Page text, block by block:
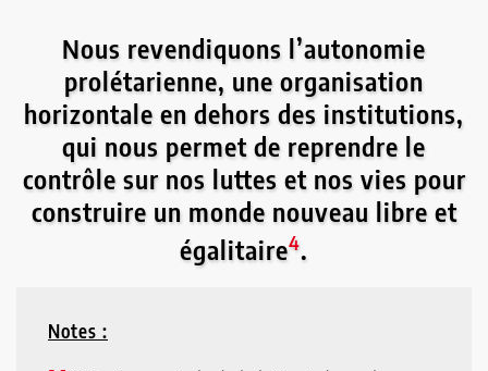
Nous revendiquons l’autonomie
prolétarienne, une organisation
horizontale en dehors des institutions,
qui nous permet de reprendre le
contrôle sur nos luttes et nos vies pour
construire un monde nouveau libre et
égalitaire4.
Notes :